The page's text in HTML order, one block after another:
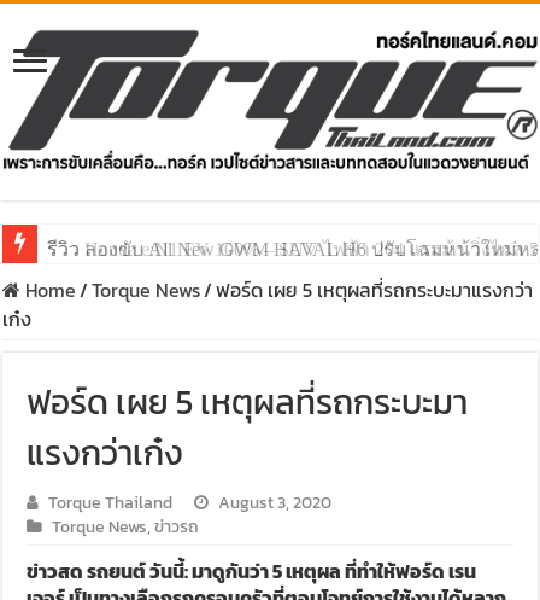
รีวิว ลองขับ All New GWM HAVAL H6 ปรับโฉมหน้าใหม่
Home/Torque News/ฟอร์ด เผย 5 เหตุผลที่รถกระบะมาแรงกว่า
เก๋ง
ฟอร์ด เผย 5 เหตุผลที่รถกระบะมา
แรงกว่าเก๋ง
Torque Thailand
August 3, 2020
Torque News,ข่าวรถ
ข่าวสด รถยนต์ วันนี้: มาดูกันว่า 5 เหตุผล ที่ทำให้ฟอร์ด เรน